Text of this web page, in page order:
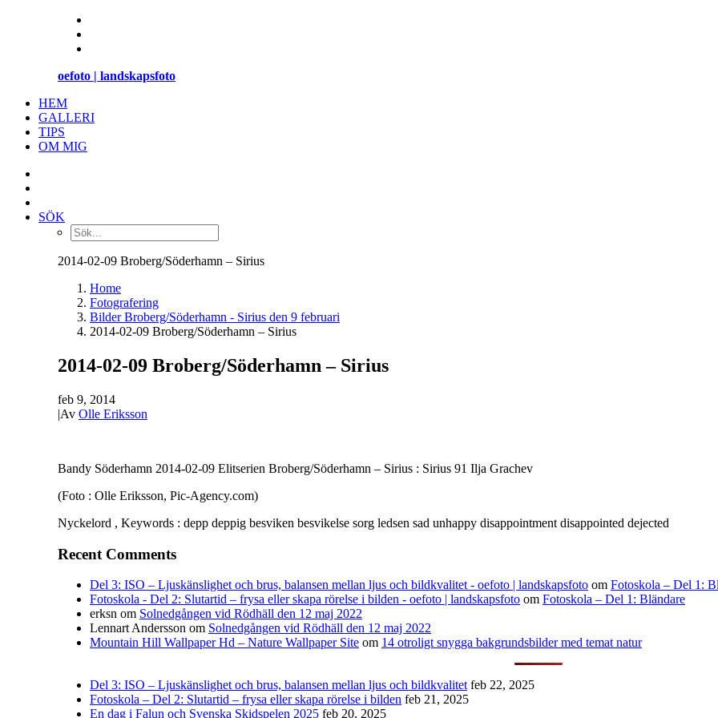
oefoto | landskapsfoto
HEM
GALLERI
TIPS
OM MIG
SÖK
2014-02-09 Broberg/Söderhamn – Sirius
Home
Fotografering
Bilder Broberg/Söderhamn - Sirius den 9 februari
2014-02-09 Broberg/Söderhamn – Sirius
2014-02-09 Broberg/Söderhamn – Sirius
feb 9, 2014
|Av Olle Eriksson
Bandy Söderhamn 2014-02-09 Elitserien Broberg/Söderhamn – Sirius : Sirius 91 Ilja Grachev
(Foto : Olle Eriksson, Pic-Agency.com)
Nyckelord , Keywords : depp deppig besviken besvikelse sorg ledsen sad unhappy disappointment disappointed dejected
Recent Comments
Del 3: ISO – Ljuskänslighet och brus, balansen mellan ljus och bildkvalitet - oefoto | landskapsfoto om Fotoskola – Del 1:
Fotoskola - Del 2: Slutartid – frysa eller skapa rörelse i bilden - oefoto | landskapsfoto om Fotoskola – Del 1: Bländare
erksn om Solnedgången vid Rödhäll den 12 maj 2022
Lennart Andersson om Solnedgången vid Rödhäll den 12 maj 2022
Mountain Hill Wallpaper Hd – Nature Wallpaper Site om 14 otroligt snygga bakgrundsbilder med temat natur
Del 3: ISO – Ljuskänslighet och brus, balansen mellan ljus och bildkvalitet feb 22, 2025
Fotoskola – Del 2: Slutartid – frysa eller skapa rörelse i bilden feb 21, 2025
En dag i Falun och Svenska Skidspelen 2025 feb 20, 2025